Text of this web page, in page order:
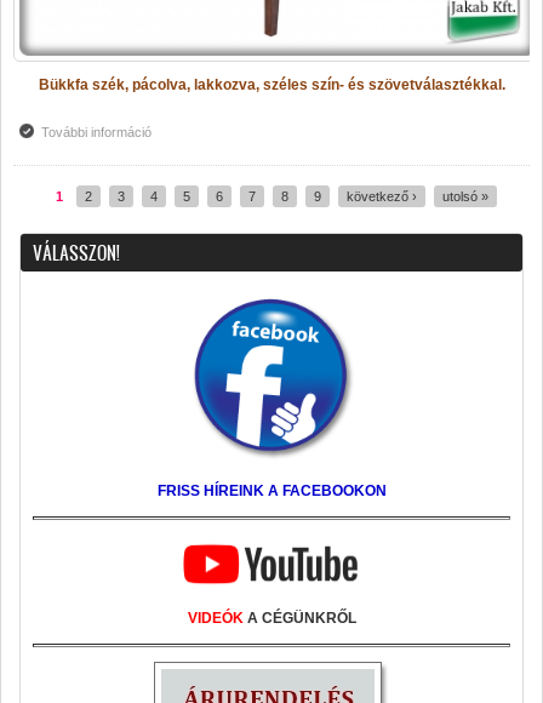
Bükkfa szék, pácolva, lakkozva, széles szín- és szövetválasztékkal.
További információBARILLE karfás szék tartalommal kapcsolatosan
1 2 3 4 5 6 7 8 9 következő › utolsó »
VÁLASSZON!
FRISS HÍREINK A FACEBOOKON
VIDEÓKA CÉGÜNKRŐL